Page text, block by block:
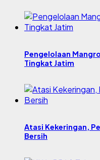
Pengelolaan
Tingkat Jatim
Atasi Kekeringan,
Bersih